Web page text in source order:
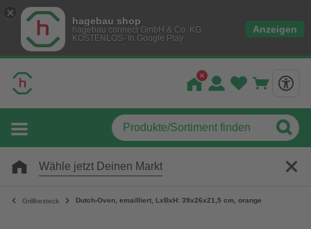
hagebau shop
hagebau connect GmbH & Co. KG
KOSTENLOS- In Google Play
Anzeigen
Wähle jetzt Deinen Markt
Grillbesteck Dutch-Oven, emailliert, LxBxH: 39x26x21,5 cm, orange